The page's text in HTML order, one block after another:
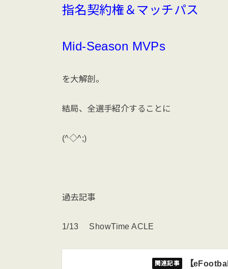
指名契約権＆マッチパス
Mid-Season MVPs
を大解剖。
結局、全選手紹介することに
(^◇^;)
過去記事
1/13 ShowTime ACLE
【